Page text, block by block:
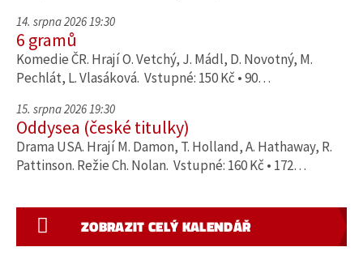
14. srpna 2026 19:30
6 gramů
Komedie ČR. Hrají O. Vetchý, J. Mádl, D. Novotný, M.
Pechlát, L. Vlasáková. Vstupné: 150 Kč • 90…
15. srpna 2026 19:30
Oddysea (české titulky)
Drama USA. Hrají M. Damon, T. Holland, A. Hathaway, R.
Pattinson. Režie Ch. Nolan. Vstupné: 160 Kč • 172…
ZOBRAZIT CELÝ KALENDÁŘ